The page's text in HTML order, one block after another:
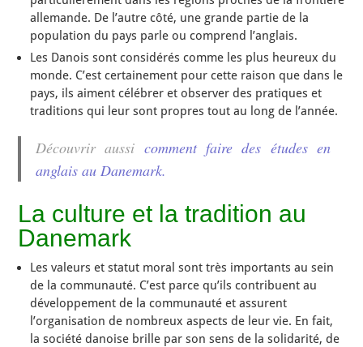
allemande. De l’autre côté, une grande partie de la
population du pays parle ou comprend l’anglais.
Les Danois sont considérés comme les plus heureux du
monde. C’est certainement pour cette raison que dans le
pays, ils aiment célébrer et observer des pratiques et
traditions qui leur sont propres tout au long de l’année.
Découvrir aussi comment faire des études en
anglais au Danemark.
La culture et la tradition au
Danemark
Les valeurs et statut moral sont très importants au sein
de la communauté. C’est parce qu’ils contribuent au
développement de la communauté et assurent
l’organisation de nombreux aspects de leur vie. En fait,
la société danoise brille par son sens de la solidarité, de